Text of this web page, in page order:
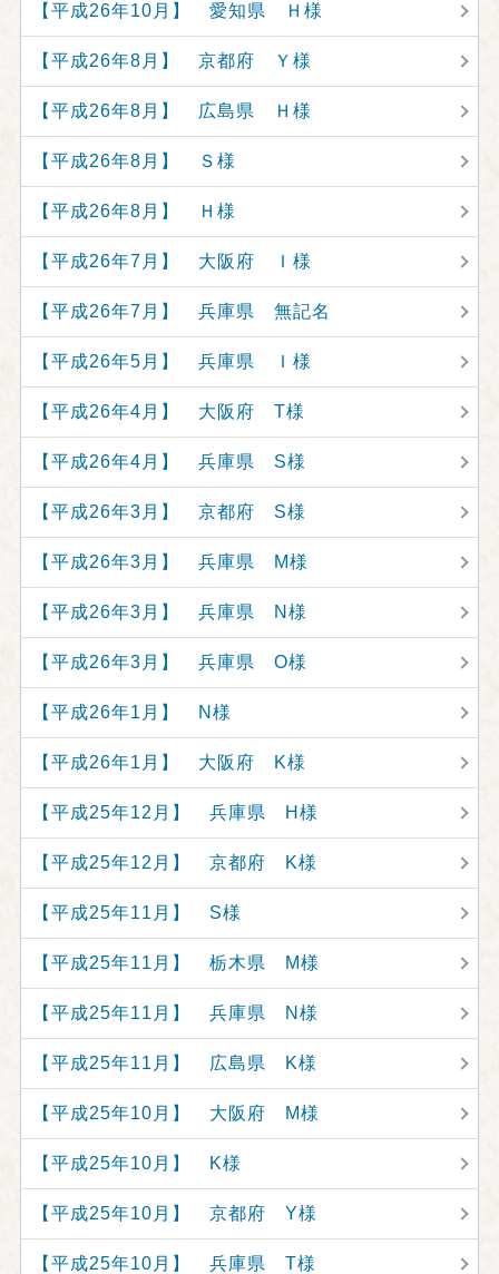
【平成26年10月】 愛知県 Ｈ様
【平成26年8月】 京都府 Ｙ様
【平成26年8月】 広島県 Ｈ様
【平成26年8月】 Ｓ様
【平成26年8月】 Ｈ様
【平成26年7月】 大阪府 Ｉ様
【平成26年7月】 兵庫県 無記名
【平成26年5月】 兵庫県 Ｉ様
【平成26年4月】 大阪府 T様
【平成26年4月】 兵庫県 S様
【平成26年3月】 京都府 S様
【平成26年3月】 兵庫県 M様
【平成26年3月】 兵庫県 N様
【平成26年3月】 兵庫県 O様
【平成26年1月】 N様
【平成26年1月】 大阪府 K様
【平成25年12月】 兵庫県 H様
【平成25年12月】 京都府 K様
【平成25年11月】 S様
【平成25年11月】 栃木県 M様
【平成25年11月】 兵庫県 N様
【平成25年11月】 広島県 K様
【平成25年10月】 大阪府 M様
【平成25年10月】 K様
【平成25年10月】 京都府 Y様
【平成25年10月】 兵庫県 T様